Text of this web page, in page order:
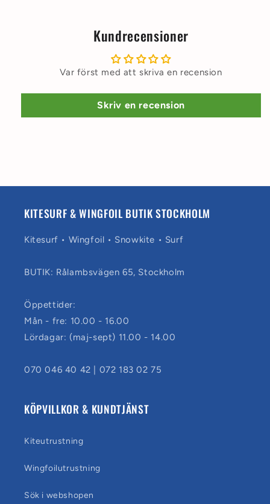
Kundrecensioner
Var först med att skriva en recension
Skriv en recension
KITESURF & WINGFOIL BUTIK STOCKHOLM
Kitesurf • Wingfoil • Snowkite • Surf
BUTIK: Rålambsvägen 65, Stockholm
Öppettider:
Mån - fre: 10.00 - 16.00
Lördagar: (maj-sept) 11.00 - 14.00
070 046 40 42 | 072 183 02 75
KÖPVILLKOR & KUNDTJÄNST
Kiteutrustning
Wingfoilutrustning
Sök i webshopen